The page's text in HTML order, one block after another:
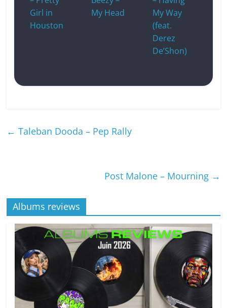
Girl in
Houston
My Head
My Way
(feat.
Derez
De’Shon)
← Taleban Dooda – Pep Rally
Post Malone – Mourning →
Albums reviews